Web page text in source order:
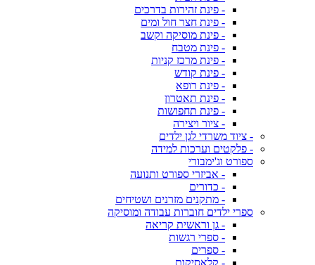
- פינת זהירות בדרכים
- פינת חצר חול ומים
- פינת מוסיקה וקשב
- פינת מטבח
- פינת מרכז קניות
- פינת קודש
- פינת רופא
- פינת תאטרון
- פינת תחפושות
- ציור ויצירה
- ציוד משרדי לגן ילדים
- פלקטים וערכות למידה
ספורט וג'ימבורי
- אביזרי ספורט ותנועה
- כדורים
- מתקנים מזרנים ושטיחים
ספרי ילדים חוברות עבודה ומוסיקה
- גן וראשית קריאה
- ספרי רגשות
- ספרים
- קלאסיקות